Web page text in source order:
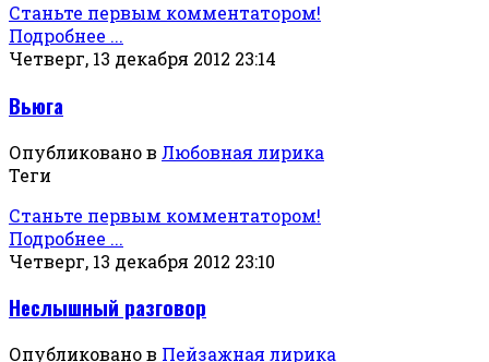
Станьте первым комментатором!
Подробнее ...
Четверг, 13 декабря 2012 23:14
Вьюга
Опубликовано в Любовная лирика
Теги
Станьте первым комментатором!
Подробнее ...
Четверг, 13 декабря 2012 23:10
Неслышный разговор
Опубликовано в Пейзажная лирика